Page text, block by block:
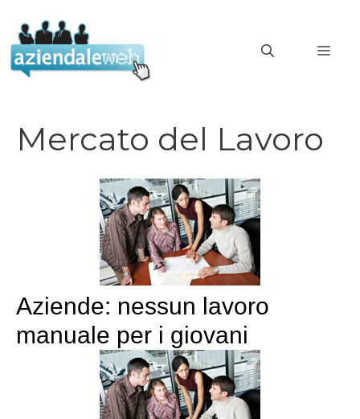
contenuto
Mercato del Lavoro
Aziende: nessun lavoro
manuale per i giovani